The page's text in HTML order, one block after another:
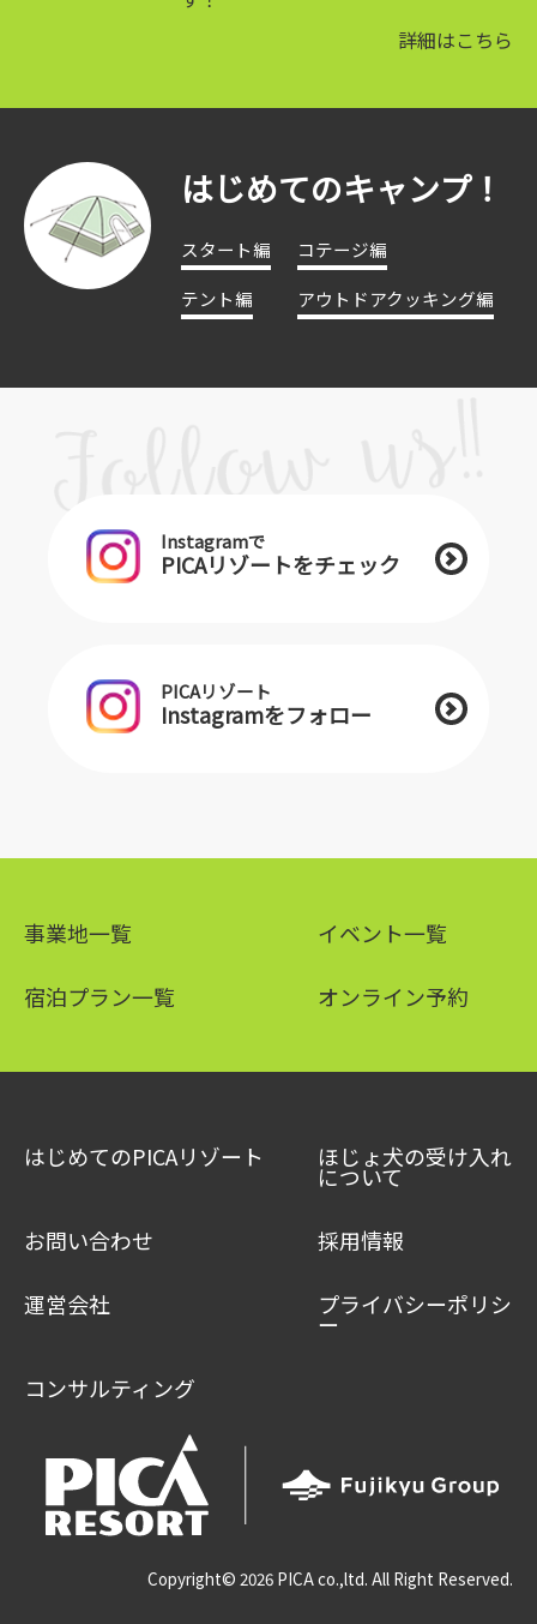
詳細はこちら
はじめてのキャンプ！
スタート編
コテージ編
テント編
アウトドアクッキング編
Instagramで
PICAリゾートをチェック
PICAリゾート
Instagramをフォロー
事業地一覧 イベント一覧
宿泊プラン一覧 オンライン予約
はじめてのPICAリゾート ほじょ犬の受け入れ
について
お問い合わせ 採用情報
運営会社 プライバシーポリシ
ー
コンサルティング
Copyright© 2026 PICA co.,ltd. All Right Reserved.